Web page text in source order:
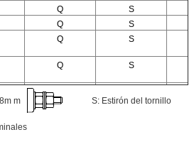
Q
S
Q
S
Q S
Q S
m S: Estirón del tornillo